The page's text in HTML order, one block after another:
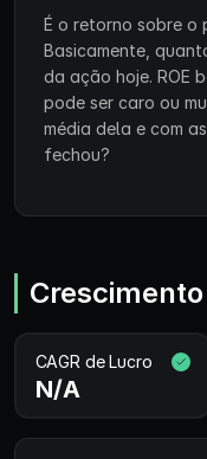
É o retorno sobre o
Basicamente,
da ação hoje. ROE
pode ser caro ou
média dela e com
fechou?
Crescimento
CAGR de Lucro
N/A